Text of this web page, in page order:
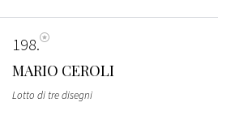
198
MARIO CEROLI
Lotto di tre disegni